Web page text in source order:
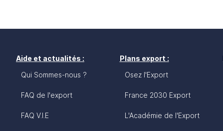
Aide et actualités :
Qui Sommes-nous ?
FAQ de l'export
FAQ V.I.E
Plans export :
Osez l'Export
France 2030 Export
L'Académie de l'Export